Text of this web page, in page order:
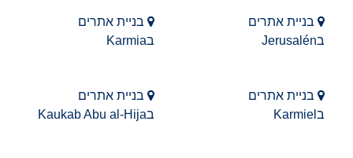
בניית אתרים
בJerusalén
בניית אתרים
בKarmia
בניית אתרים
בKarmiel
בניית אתרים
בKaukab Abu al-Hija